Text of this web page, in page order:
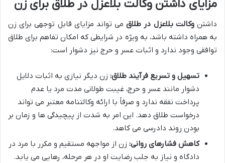
مزایای داشتن وکالت بلاعزل در طلاق برای زن
داشتنوکالت بلاعزل در طلاقمی تواند مزایای قابل توجهی برای زن
به همراه داشته باشد، به ویژه در شرایطی که امکان تفاهم برای طلاق
توافقی وجود ندارد و اثبات عسر و حرج نیز دشوار است:
تسهیل و تسریع فرآیند طلاق: زن دیگر نیازی به اثبات دلایل
دشوار مانند عسر و حرج، غیبت طولانی مدت مرد یا عدم
پرداخت نفقه ندارد و صرفاً با ارائه وکالتنامه معتبر می تواند
درخواست طلاق دهد. این امر به شدت از پیچیدگی ها و زمان بر
بودن روند دادرسی می کاهد.
کاهش فشارهای روانی: زن از مواجهه مستقیم و مکرر با مرد در
دادگاه و نیاز به جلب رضایت او در هر مرحله، رهایی می یابد.